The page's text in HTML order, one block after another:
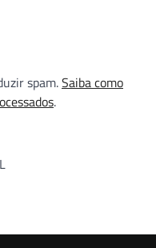
spam.Saiba como
.